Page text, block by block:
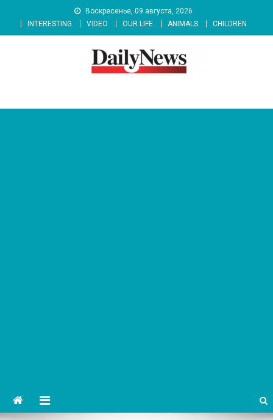
content
Воскресенье, 09 августа, 2026
INTERESTING
VIDEO OUR LIFE ANIMALS CHILDREN